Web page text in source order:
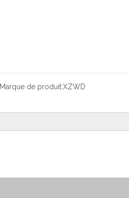
Marque de produit:XZWD